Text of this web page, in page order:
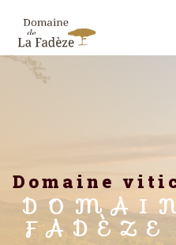
domaine
DOMAINE LA
FADÈZE